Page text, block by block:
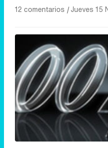
12 comentarios |Jueves 15